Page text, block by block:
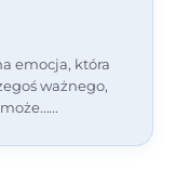
emocja, która
ważnego,